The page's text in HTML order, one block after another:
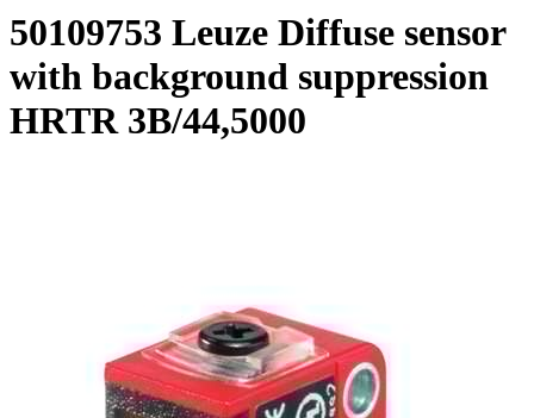
50109753 Leuze Diffuse sensor
with background suppression
HRTR 3B/44,5000